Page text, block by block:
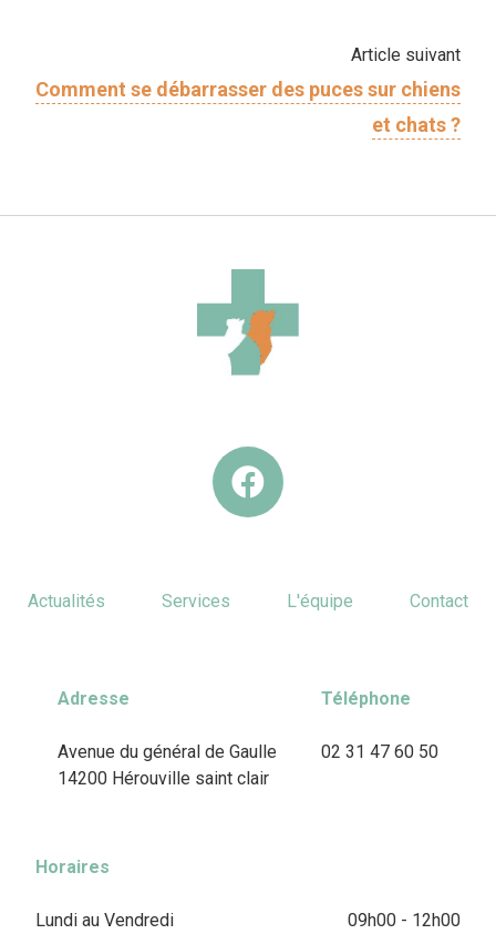
Article suivant
Comment se débarrasser des puces sur chiens
et chats ?
Actualités Services L'équipe Contact
Adresse
Avenue du général de Gaulle
14200 Hérouville saint clair
Téléphone
02 31 47 60 50
Horaires
Lundi au Vendredi 09h00 - 12h00